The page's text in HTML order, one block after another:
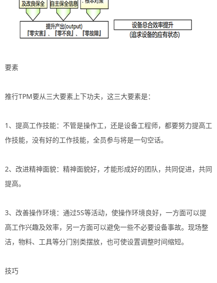
要素
推行TPM要从三大要素上下功夫，这三大要素是：
1、提高工作技能：不管是操作工，还是设备工程师，都要努力提高工
作技能，没有好的工作技能，全员参与将是一句空话。
2、改进精神面貌：精神面貌好，才能形成好的团队，共同促进，共同
提高。
3、改善操作环境：通过5S等活动，使操作环境良好，一方面可以提
高工作兴趣及效率，另一方面可以避免一些不必要设备事故。现场整
洁，物料、工具等分门别类摆放，也可使设置调整时间缩短。
技巧